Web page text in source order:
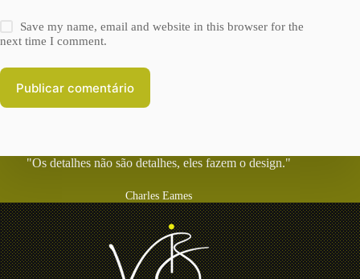
Save my name, email and website in this browser for the
next time I comment.
Publicar comentário
"Os detalhes não são detalhes, eles fazem o design."
Charles Eames